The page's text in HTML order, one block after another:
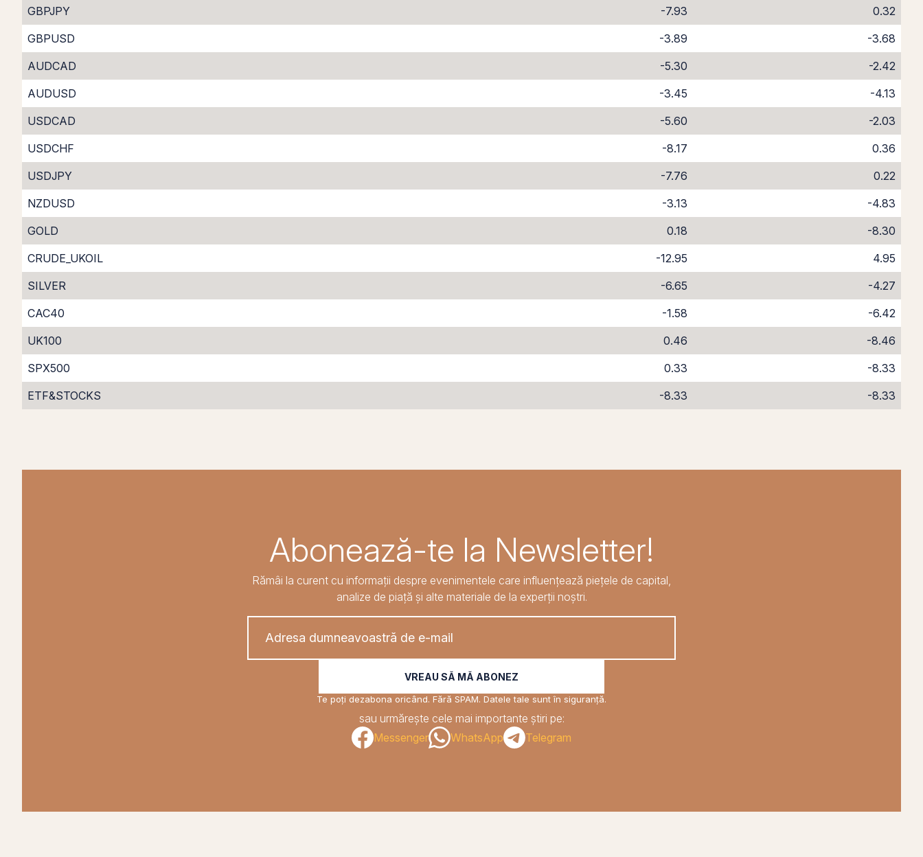
GBPJPY
-7.93
0.32
GBPUSD
-3.89
-3.68
AUDCAD
-5.30
-2.42
AUDUSD
-3.45
-4.13
USDCAD
-5.60
-2.03
USDCHF
-8.17
0.36
USDJPY
-7.76
0.22
NZDUSD
-3.13
-4.83
GOLD
0.18
-8.30
CRUDE_UKOIL
-12.95
4.95
SILVER
-6.65
-4.27
CAC40
-1.58
-6.42
UK100
0.46
-8.46
SPX500
0.33
-8.33
ETF&STOCKS
-8.33 -8.33
Abonează-te la Newsletter!
Rămâi la curent cu informații despre evenimentele care influențează piețele de capital,
analize de piață și alte materiale de la experții noștri.
VREAU SĂ MĂ ABONEZ
Te poți dezabona oricând. Fără SPAM. Datele tale sunt în siguranță.
sau urmărește cele mai importante știri pe:
Messenger
WhatsApp Telegram